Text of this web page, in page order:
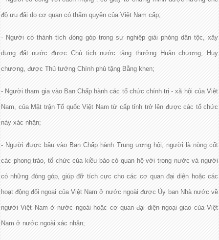
độ ưu đãi do cơ quan có thẩm quyền của Việt Nam cấp;
- Người có thành tích đóng góp trong sự nghiệp giải phóng dân tộc, xây
dựng đất nước được Chủ tịch nước tặng thưởng Huân chương, Huy
chương, được Thủ tướng Chính phủ tặng Bằng khen;
- Người tham gia vào Ban Chấp hành các tổ chức chính trị - xã hội của Việt
Nam, của Mặt trận Tổ quốc Việt Nam từ cấp tỉnh trở lên được các tổ chức
này xác nhận;
- Người được bầu vào Ban Chấp hành Trung ương hội, người là nòng cốt
các phong trào, tổ chức của kiều bào có quan hệ với trong nước và người
có những đóng góp, giúp đỡ tích cực cho các cơ quan đại diện hoặc các
hoạt động đối ngoại của Việt Nam ở nước ngoài được Ủy ban Nhà nước về
người Việt Nam ở nước ngoài hoặc cơ quan đại diện ngoại giao của Việt
Nam ở nước ngoài xác nhận;